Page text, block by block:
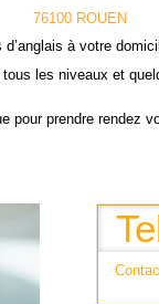
76100 ROUEN
à votre
les niveaux et
pour prendre rendez